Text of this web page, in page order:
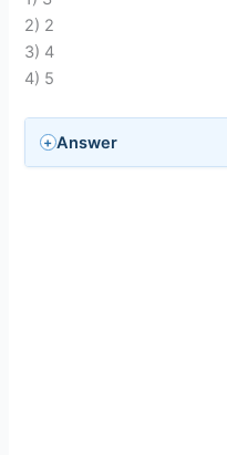
2) 2
3) 4
4) 5
Answer